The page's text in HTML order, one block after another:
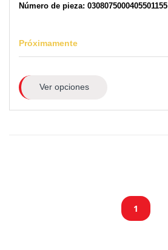
Número de pieza: 0308075000405501155
Próximamente
Ver opciones
1